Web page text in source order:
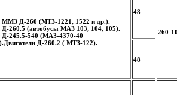
ММЗ Д-260 (МТЗ-1221, 1522 и др.).
Д-260.5 (автобусы МАЗ 103, 104, 105).
Д-245.5-540 (МАЗ-4370-40
Д-260.2 ( МТЗ-122).
48
260-
48